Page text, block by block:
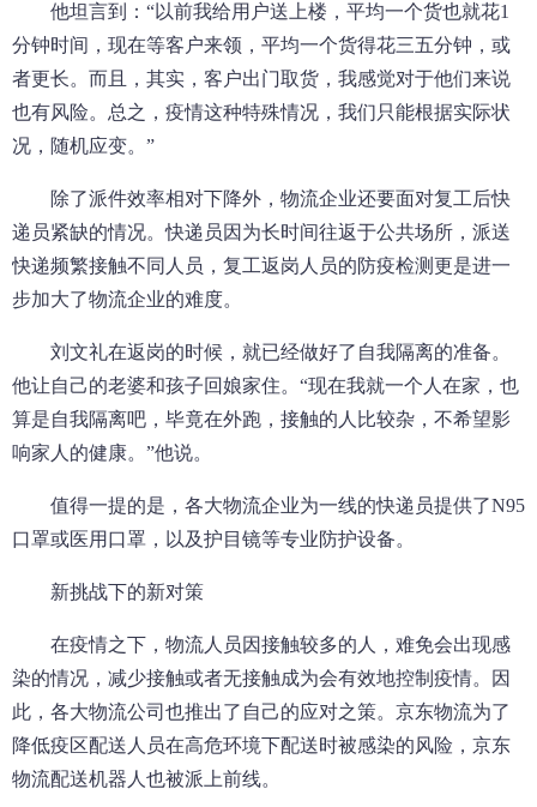
他坦言到：“以前我给用户送上楼，平均一个货也就花1
分钟时间，现在等客户来领，平均一个货得花三五分钟，或
者更长。而且，其实，客户出门取货，我感觉对于他们来说
也有风险。总之，疫情这种特殊情况，我们只能根据实际状
况，随机应变。”
除了派件效率相对下降外，物流企业还要面对复工后快
递员紧缺的情况。快递员因为长时间往返于公共场所，派送
快递频繁接触不同人员，复工返岗人员的防疫检测更是进一
步加大了物流企业的难度。
刘文礼在返岗的时候，就已经做好了自我隔离的准备。
他让自己的老婆和孩子回娘家住。“现在我就一个人在家，也
算是自我隔离吧，毕竟在外跑，接触的人比较杂，不希望影
响家人的健康。”他说。
值得一提的是，各大物流企业为一线的快递员提供了N95
口罩或医用口罩，以及护目镜等专业防护设备。
新挑战下的新对策
在疫情之下，物流人员因接触较多的人，难免会出现感
染的情况，减少接触或者无接触成为会有效地控制疫情。因
此，各大物流公司也推出了自己的应对之策。京东物流为了
降低疫区配送人员在高危环境下配送时被感染的风险，京东
物流配送机器人也被派上前线。